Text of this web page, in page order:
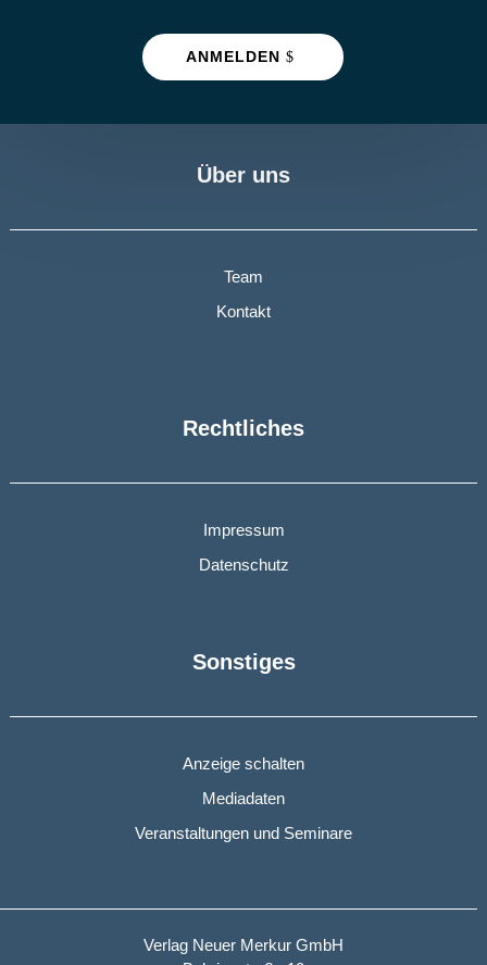
ANMELDEN
Über uns
Team
Kontakt
Rechtliches
Impressum
Datenschutz
Sonstiges
Anzeige schalten
Mediadaten
Veranstaltungen und Seminare
Verlag Neuer Merkur GmbH